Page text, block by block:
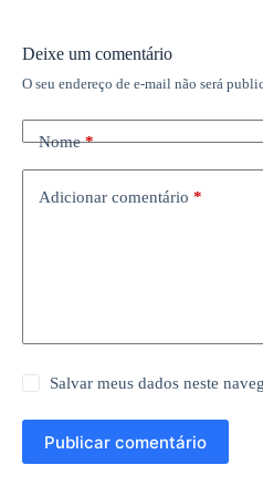
Deixe um comentário
O seu endereço de e-mail não será
Nome*
Adicionar comentário *
Salvar meus dados neste
Publicar comentário